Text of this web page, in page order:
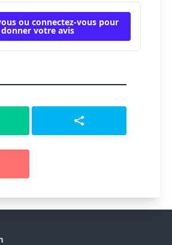
ou connectez-vous pour
donner votre avis